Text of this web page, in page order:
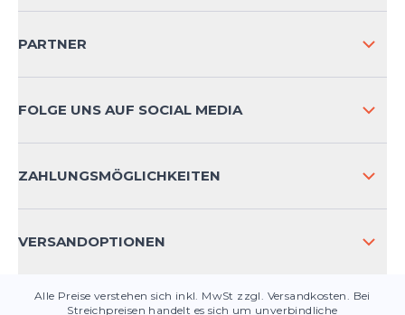
KONTAKT
PRODUKTSICHERHEIT
PARTNER
FOLGE UNS AUF SOCIAL MEDIA
ZAHLUNGSMÖGLICHKEITEN
VERSANDOPTIONEN
Alle Preise verstehen sich inkl. MwSt zzgl. Versandkosten. Bei
Streichpreisen handelt es sich um unverbindliche